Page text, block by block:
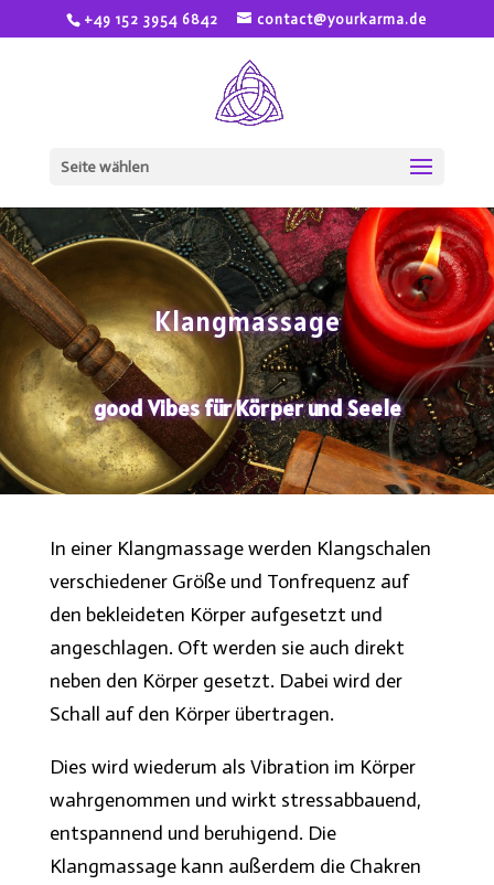
+49 152 3954 6842 contact@yourkarma.de
Seite wählen
Klangmassage
good Vibes für Körper und Seele
In einer Klangmassage werden Klangschalen
verschiedener Größe und Tonfrequenz auf
den bekleideten Körper aufgesetzt und
angeschlagen. Oft werden sie auch direkt
neben den Körper gesetzt. Dabei wird der
Schall auf den Körper übertragen.
Dies wird wiederum als Vibration im Körper
wahrgenommen und wirkt stressabbauend,
entspannend und beruhigend. Die
Klangmassage kann außerdem die Chakren